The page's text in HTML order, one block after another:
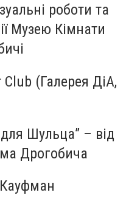
роботи та
Музею Кімнати
(Галерея ДіА,
Шульца” – від
Дрогобича